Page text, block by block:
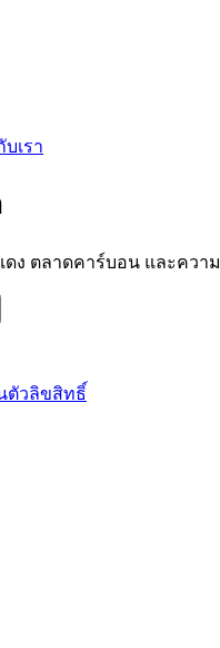
เรา
ง ตลาดคาร์บอน และคว
ตัวลิขสิทธิ์